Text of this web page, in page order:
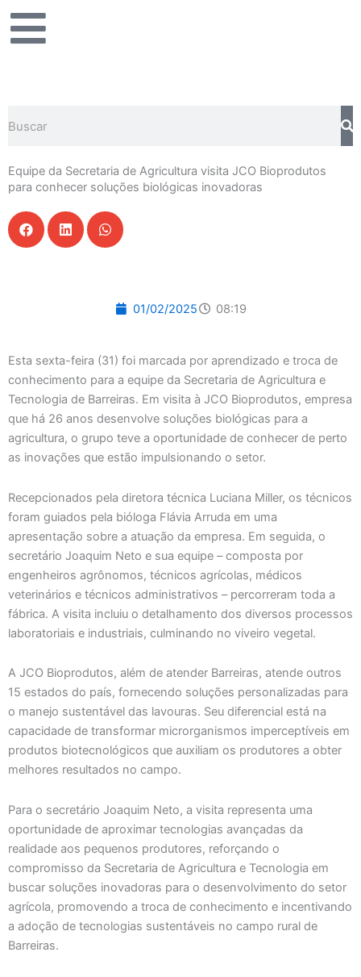
para
Equipe da Secretaria de Agricultura visita JCO Bioprodutos
para conhecer soluções biológicas inovadoras
01/02/2025 08:19
Esta sexta-feira (31) foi marcada por aprendizado e troca de
conhecimento para a equipe da Secretaria de Agricultura e
Tecnologia de Barreiras. Em visita à JCO Bioprodutos, empresa
que há 26 anos desenvolve soluções biológicas para a
agricultura, o grupo teve a oportunidade de conhecer de perto
as inovações que estão impulsionando o setor.
Recepcionados pela diretora técnica Luciana Miller, os técnicos
foram guiados pela bióloga Flávia Arruda em uma
apresentação sobre a atuação da empresa. Em seguida, o
secretário Joaquim Neto e sua equipe – composta por
engenheiros agrônomos, técnicos agrícolas, médicos
veterinários e técnicos administrativos – percorreram toda a
fábrica. A visita incluiu o detalhamento dos diversos processos
laboratoriais e industriais, culminando no viveiro vegetal.
A JCO Bioprodutos, além de atender Barreiras, atende outros
15 estados do país, fornecendo soluções personalizadas para
o manejo sustentável das lavouras. Seu diferencial está na
capacidade de transformar microrganismos imperceptíveis em
produtos biotecnológicos que auxiliam os produtores a obter
melhores resultados no campo.
Para o secretário Joaquim Neto, a visita representa uma
oportunidade de aproximar tecnologias avançadas da
realidade aos pequenos produtores, reforçando o
compromisso da Secretaria de Agricultura e Tecnologia em
buscar soluções inovadoras para o desenvolvimento do setor
agrícola, promovendo a troca de conhecimento e incentivando
a adoção de tecnologias sustentáveis no campo rural de
Barreiras.